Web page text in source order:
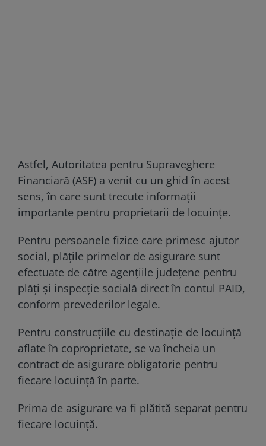
Astfel, Autoritatea pentru Supraveghere
Financiară (ASF) a venit cu un ghid în acest
sens, în care sunt trecute informații
importante pentru proprietarii de locuințe.
Pentru persoanele fizice care primesc ajutor
social, plățile primelor de asigurare sunt
efectuate de către agențiile județene pentru
plăți și inspecție socială direct în contul PAID,
conform prevederilor legale.
Pentru construcțiile cu destinație de locuință
aflate în coproprietate, se va încheia un
contract de asigurare obligatorie pentru
fiecare locuință în parte.
Prima de asigurare va fi plătită separat pentru
fiecare locuință.